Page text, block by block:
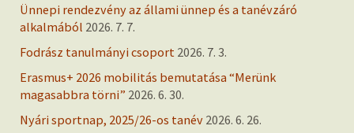
Ünnepi rendezvény az állami ünnep és a tanévzáró
alkalmából 2026. 7. 7.
Fodrász tanulmányi csoport 2026. 7. 3.
Erasmus+ 2026 mobilitás bemutatása “Merünk
magasabbra törni” 2026. 6. 30.
Nyári sportnap, 2025/26-os tanév 2026. 6. 26.